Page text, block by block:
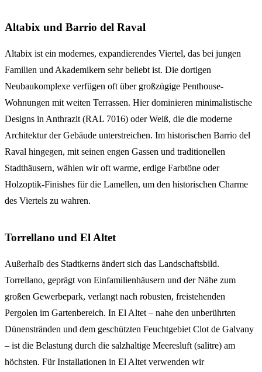
Altabix und Barrio del Raval
Altabix ist ein modernes, expandierendes Viertel, das bei jungen
Familien und Akademikern sehr beliebt ist. Die dortigen
Neubaukomplexe verfügen oft über großzügige Penthouse-
Wohnungen mit weiten Terrassen. Hier dominieren minimalistische
Designs in Anthrazit (RAL 7016) oder Weiß, die die moderne
Architektur der Gebäude unterstreichen. Im historischen Barrio del
Raval hingegen, mit seinen engen Gassen und traditionellen
Stadthäusern, wählen wir oft warme, erdige Farbtöne oder
Holzoptik-Finishes für die Lamellen, um den historischen Charme
des Viertels zu wahren.
Torrellano und El Altet
Außerhalb des Stadtkerns ändert sich das Landschaftsbild.
Torrellano, geprägt von Einfamilienhäusern und der Nähe zum
großen Gewerbepark, verlangt nach robusten, freistehenden
Pergolen im Gartenbereich. In El Altet – nahe den unberührten
Dünenstränden und dem geschützten Feuchtgebiet Clot de Galvany
– ist die Belastung durch die salzhaltige Meeresluft (salitre) am
höchsten. Für Installationen in El Altet verwenden wir